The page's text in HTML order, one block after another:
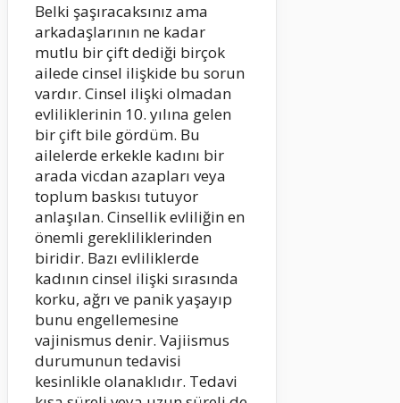
Belki şaşıracaksınız ama
arkadaşlarının ne kadar
mutlu bir çift dediği birçok
ailede cinsel ilişkide bu sorun
vardır. Cinsel ilişki olmadan
evliliklerinin 10. yılına gelen
bir çift bile gördüm. Bu
ailelerde erkekle kadını bir
arada vicdan azapları veya
toplum baskısı tutuyor
anlaşılan. Cinsellik evliliğin en
önemli gerekliliklerinden
biridir. Bazı evliliklerde
kadının cinsel ilişki sırasında
korku, ağrı ve panik yaşayıp
bunu engellemesine
vajinismus denir. Vajiismus
durumunun tedavisi
kesinlikle olanaklıdır. Tedavi